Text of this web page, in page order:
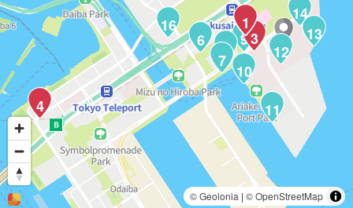
18
16
14
13
12
11
10
9
8
7
6
4
3
2
1